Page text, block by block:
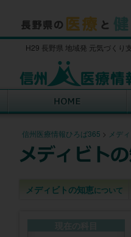
H29 長野県 地域発 元気づくり
信州医療情報ひろば365 > メデ
メディビトの知恵について